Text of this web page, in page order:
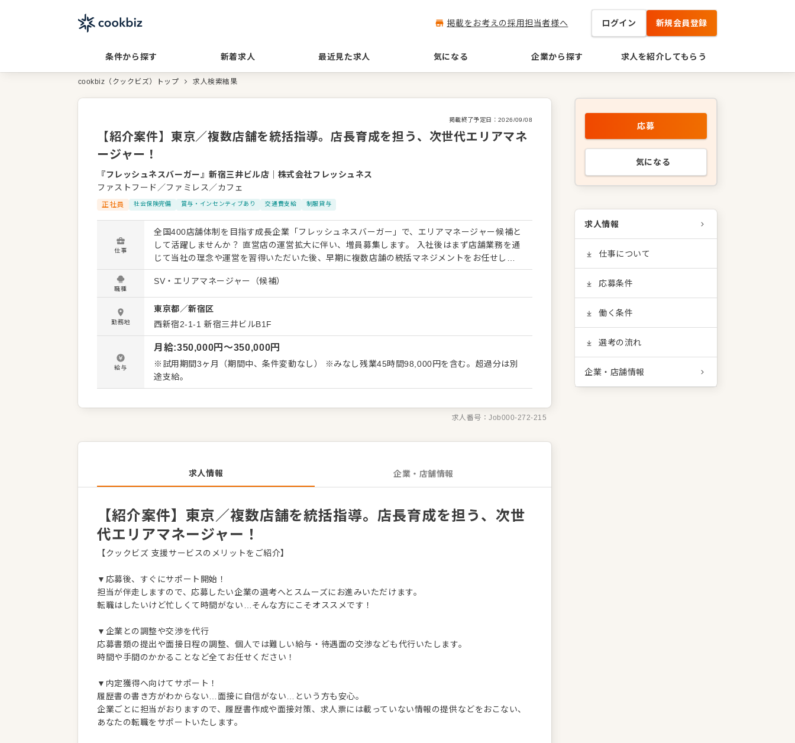
掲載をお考えの採用担当者様へ ログイン 新規会員登録
条件から探す 新着求人 最近見た求人 気になる 企業から探す 求人を紹介してもらう
cookbiz（クックビズ）トップ 求人検索結果
掲載終了予定日： 2026/09/08
【紹介案件】東京／複数店舗を統括指導。店長育成を担う、次世代エリアマネ
ージャー！
『フレッシュネスバーガー』新宿三井ビル店
株式会社フレッシュネス
ファストフード／ファミレス／カフェ
正社員 社会保険完備 賞与・インセンティブあり 交通費支給 制服貸与
仕事
全国400店舗体制を目指す成長企業「フレッシュネスバーガー」で、エリアマネージャー候補と
して活躍しませんか？ 直営店の運営拡大に伴い、増員募集します。 入社後はまず店舗業務を通
じて当社の理念や運営を習得いただいた後、早期に複数店舗の統括マネジメントをお任せしま
す。 具体的な業務は、売上最大化のための戦略立案、予算・数値管理、店長やスタッフの育成
指導です。 独自の魅力を持つ店舗運営を牽引し、成長企業の幹部としてキャリアを実現してく
ださい。 ＜おすすめポイント＞ 全国400店舗体制を目指す成長企業の幹部ポスト。 複数店舗の
戦略・数値管理を担い、大幅なキャリアアップが可能です。
職種
SV・エリアマネージャー（候補）
勤務地
東京都／新宿区
西新宿2-1-1 新宿三井ビルB1F
給与
月給:350,000円〜350,000円
※試用期間3ヶ月（期間中、条件変動なし） ※みなし残業45時間98,000円を含む。超過分は別
途支給。
求人番号：Job000-272-215
求人情報 企業・店舗情報
【紹介案件】東京／複数店舗を統括指導。店長育成を担う、次世
代エリアマネージャー！
【クックビズ 支援サービスのメリットをご紹介】
▼応募後、すぐにサポート開始！
担当が伴走しますので、応募したい企業の選考へとスムーズにお進みいただけます。
転職はしたいけど忙しくて時間がない…そんな方にこそオススメです！
▼企業との調整や交渉を代行
応募書類の提出や面接日程の調整、個人では難しい給与・待遇面の交渉なども代行いたします。
時間や手間のかかることなど全てお任せください！
▼内定獲得へ向けてサポート！
履歴書の書き方がわからない…面接に自信がない…という方も安心。
企業ごとに担当がおりますので、履歴書作成や面接対策、求人票には載っていない情報の提供などをおこない、
あなたの転職をサポートいたします。
応募
気になる
求人情報
仕事について
応募条件
働く条件
選考の流れ
企業・店舗情報